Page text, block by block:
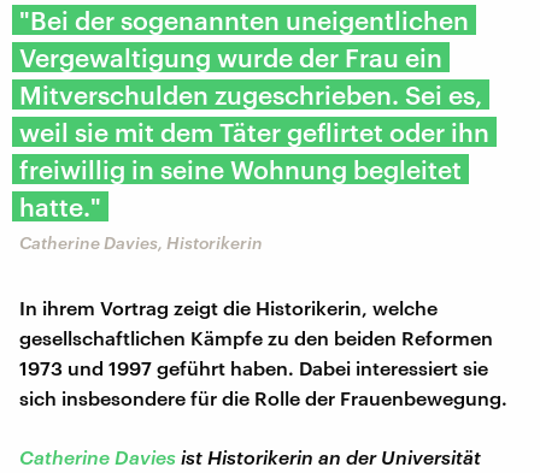
"Bei der sogenannten uneigentlichen
Vergewaltigung wurde der Frau ein
Mitverschulden zugeschrieben. Sei es,
weil sie mit dem Täter geflirtet oder ihn
freiwillig in seine Wohnung begleitet
hatte."
Catherine Davies, Historikerin
In ihrem Vortrag zeigt die Historikerin, welche
gesellschaftlichen Kämpfe zu den beiden Reformen
1973 und 1997 geführt haben. Dabei interessiert sie
sich insbesondere für die Rolle der Frauenbewegung.
Catherine Davies ist Historikerin an der Universität